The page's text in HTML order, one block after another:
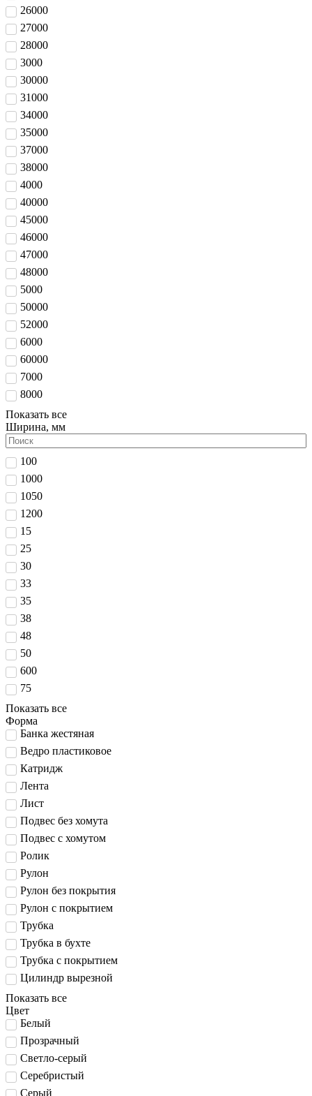
26000
27000
28000
3000
30000
31000
34000
35000
37000
38000
4000
40000
45000
46000
47000
48000
5000
50000
52000
6000
60000
7000
8000
Показать все
Ширина, мм
100
1000
1050
1200
15
25
30
33
35
38
48
50
600
75
Показать все
Форма
Банка жестяная
Ведро пластиковое
Катридж
Лента
Лист
Подвес без хомута
Подвес с хомутом
Ролик
Рулон
Рулон без покрытия
Рулон с покрытием
Трубка
Трубка в бухте
Трубка с покрытием
Цилиндр вырезной
Показать все
Цвет
Белый
Прозрачный
Светло-серый
Серебристый
Серый